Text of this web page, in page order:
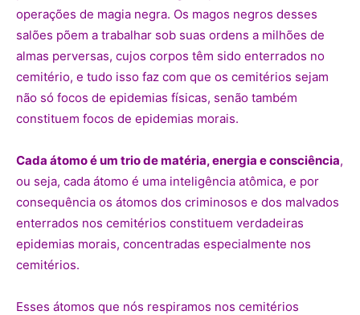
operações de magia negra. Os magos negros desses
salões põem a trabalhar sob suas ordens a milhões de
almas perversas, cujos corpos têm sido enterrados no
cemitério, e tudo isso faz com que os cemitérios sejam
não só focos de epidemias físicas, senão também
constituem focos de epidemias morais.
Cada átomo é um trio de matéria, energia e consciência,
ou seja, cada átomo é uma inteligência atômica, e por
consequência os átomos dos criminosos e dos malvados
enterrados nos cemitérios constituem verdadeiras
epidemias morais, concentradas especialmente nos
cemitérios.
Esses átomos que nós respiramos nos cemitérios